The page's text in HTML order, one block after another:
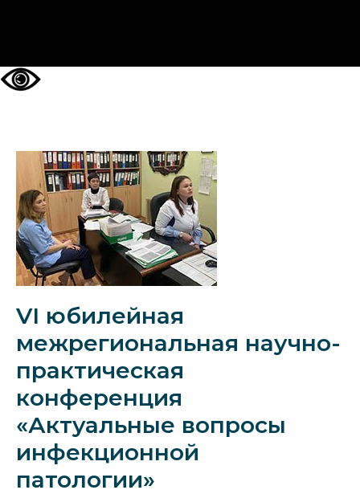
VI юбилейная
межрегиональная научно-
практическая
конференция
«Актуальные вопросы
инфекционной
патологии»